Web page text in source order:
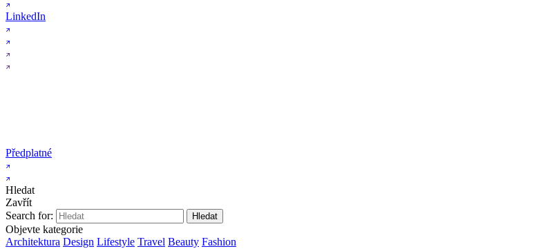
LinkedIn
Předplatné
Hledat
Zavřít
Search for:
Objevte kategorie
Architektura Design Lifestyle Travel Beauty Fashion